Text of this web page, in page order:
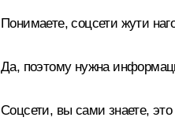
Понимаете, соцсети жути
Да, поэтому нужна
Соцсети, вы сами знаете,